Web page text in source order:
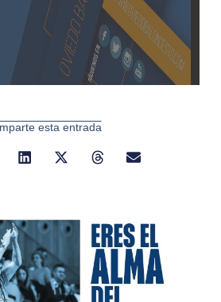
esta entrada